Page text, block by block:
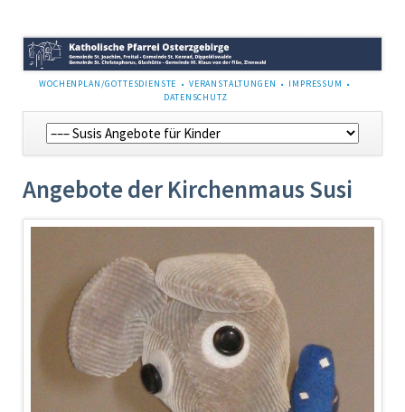
NAVIGATION
WOCHENPLAN/GOTTESDIENSTE VERANSTALTUNGEN
IMPRESSUM
DATENSCHUTZ
Navigation
überspringen
Angebote der Kirchenmaus Susi